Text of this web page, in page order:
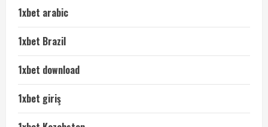
1xbet arabic
1xbet Brazil
1xbet download
1xbet giriş